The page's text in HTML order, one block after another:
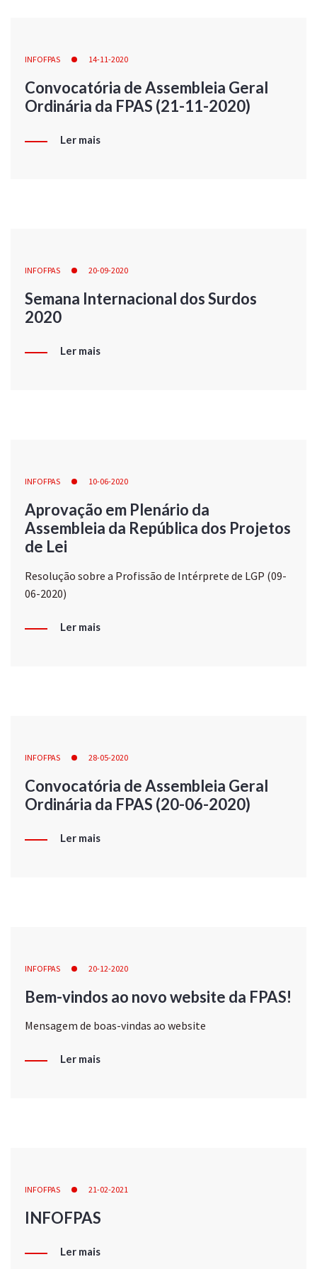
INFOFPAS 14-11-2020
Convocatória de Assembleia Geral
Ordinária da FPAS (21-11-2020)
Ler mais
INFOFPAS 20-09-2020
Semana Internacional dos Surdos
2020
Ler mais
INFOFPAS 10-06-2020
Aprovação em Plenário da
Assembleia da República dos Projetos
de Lei
Resolução sobre a Profissão de Intérprete de LGP (09-
06-2020)
Ler mais
INFOFPAS 28-05-2020
Convocatória de Assembleia Geral
Ordinária da FPAS (20-06-2020)
Ler mais
INFOFPAS 20-12-2020
Bem-vindos ao novo website da FPAS!
Mensagem de boas-vindas ao website
Ler mais
INFOFPAS 21-02-2021
INFOFPAS
Ler mais